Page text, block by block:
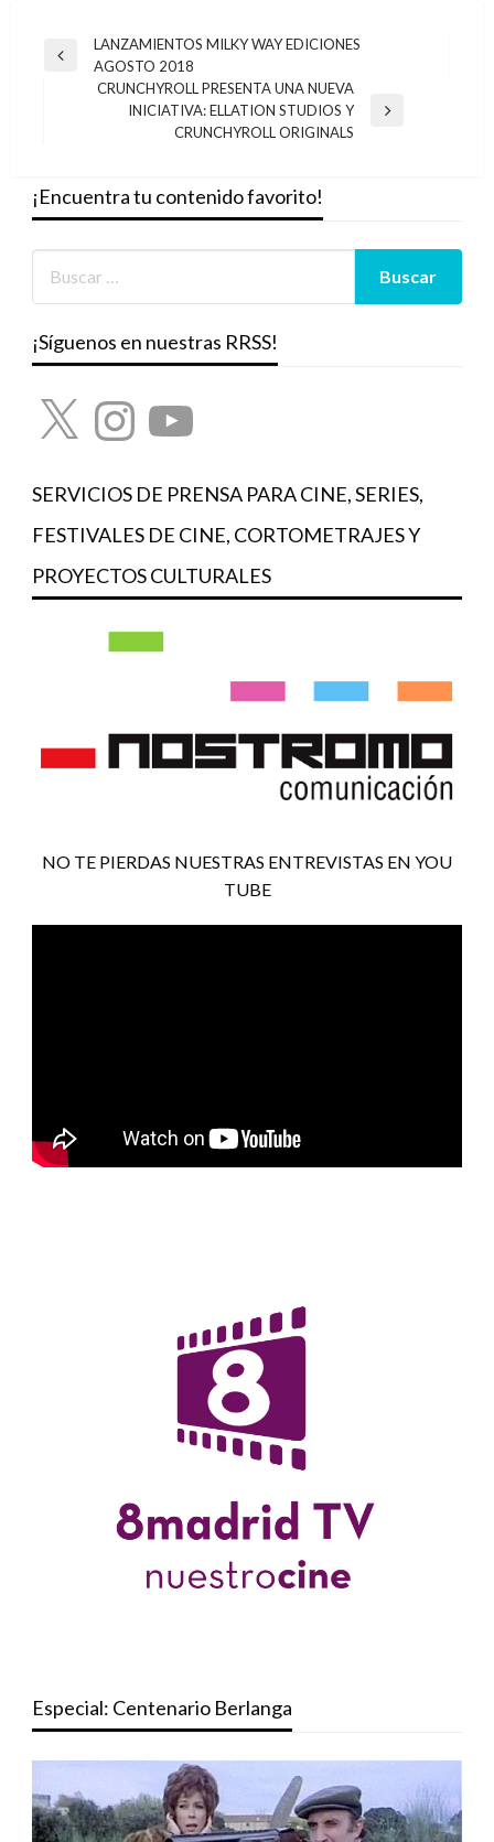
Navegación
entradas
Entrada
LANZAMIENTOS MILKY WAY EDICIONES
AGOSTO 2018
CRUNCHYROLL PRESENTA UNA NUEVA
INICIATIVA: ELLATION STUDIOS Y
CRUNCHYROLL ORIGINALS
¡Encuentra tu contenido favorito!
¡Síguenos en nuestras RRSS!
X InstagramYouTube
SERVICIOS DE PRENSA PARA CINE, SERIES,
FESTIVALES DE CINE, CORTOMETRAJES Y
PROYECTOS CULTURALES
NO TE PIERDAS NUESTRAS ENTREVISTAS EN YOU
TUBE
Especial: Centenario Berlanga